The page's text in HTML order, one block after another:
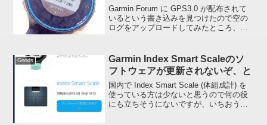
Garmin Forum に GPS3.0 が配布されて
いるという書き込みを見つけたので空の
ログをアップロードしてみたところ、
Forerunner 62...
Goods
Garmin Index Smart Scaleのソ
フトウェアが更新されないぞ、と
国内で Index Smart Scale (体組成計) を
使っている方は少ないと思うので何の役
にも立ちそうにないですが、いちおう情